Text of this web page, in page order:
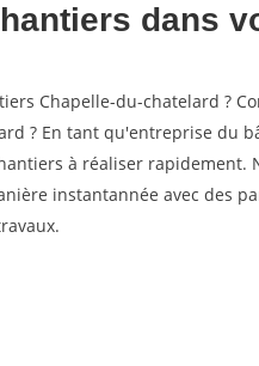
dans
Chapelle-du-chatelard ?
? En tant qu'entreprise du
à réaliser rapidement.
instantannée avec des